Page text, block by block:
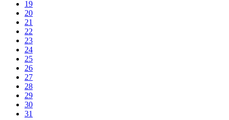
19
20
21
22
23
24
25
26
27
28
29
30
31